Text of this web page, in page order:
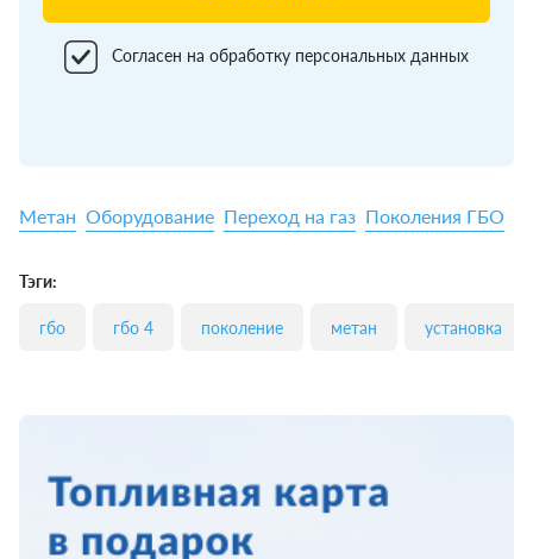
Согласен на обработку персональных данных
Метан Оборудование Переход на газ Поколения ГБО
Тэги:
гбо гбо 4 поколение метан установка